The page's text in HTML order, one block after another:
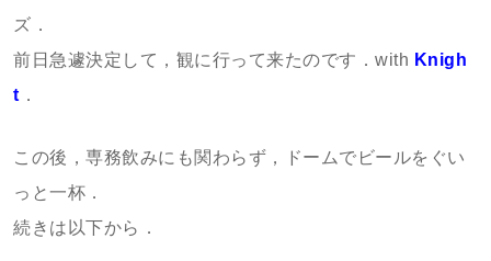
ズ．
前日急遽決定して，観に行って来たのです．with Knigh
t ．
この後，専務飲みにも関わらず，ドームでビールをぐい
っと一杯．
続きは以下から．